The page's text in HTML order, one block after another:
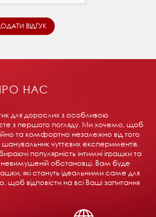
НАС
для дорослих з особливою
з першого погляду. Ми хочемо, щоб
та комфортно незалежно від того
чуттєвих експериментів.
популярність інтимні іграшки та
невимушеній обстановці, Вам буде
які стануть ідеальними саме для
щоб відповісти на всі Ваші запитання